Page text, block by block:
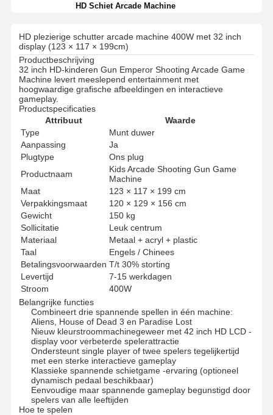
HD Schiet Arcade Machine
HD plezierige schutter arcade machine 400W met 32 ​​inch
display (123 × 117 × 199cm)
Productbeschrijving
32 inch HD-kinderen Gun Emperor Shooting Arcade Game
Machine levert meeslepend entertainment met
hoogwaardige grafische afbeeldingen en interactieve
gameplay.
Productspecificaties
Attribuut
Waarde
Type
Munt duwer
Aanpassing
Ja
Plugtype
Ons plug
Productnaam
Kids Arcade Shooting Gun Game
Machine
Maat
123 × 117 × 199 cm
Verpakkingsmaat
120 × 129 × 156 cm
Gewicht
150 kg
Sollicitatie
Leuk centrum
Materiaal
Metaal + acryl + plastic
Taal
Engels / Chinees
Betalingsvoorwaarden T/t 30% storting
Levertijd
7-15 werkdagen
Stroom
400W
Belangrijke functies
Combineert drie spannende spellen in één machine:
Aliens, House of Dead 3 en Paradise Lost
Nieuw kleurstroommachinegeweer met 42 inch HD LCD -
display voor verbeterde spelerattractie
Ondersteunt single player of twee spelers tegelijkertijd
met een sterke interactieve gameplay
Klassieke spannende schietgame -ervaring (optioneel
dynamisch pedaal beschikbaar)
Eenvoudige maar spannende gameplay begunstigd door
spelers van alle leeftijden
Hoe te spelen